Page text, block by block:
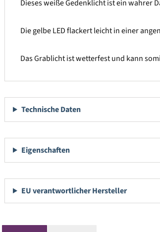
Dieses weiße Gedenklicht ist ein wahrer
Die gelbe LED flackert leicht in einer
Das Grablicht ist wetterfest und kann
Technische Daten
Eigenschaften
EU verantwortlicher Hersteller